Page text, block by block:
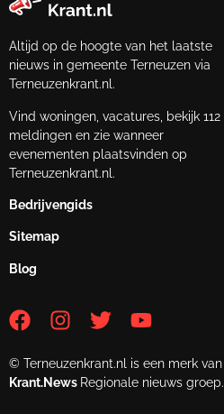
Altijd op de hoogte van het laatste
nieuws in gemeente Terneuzen via
Terneuzenkrant.nl.
Vind woningen, vacatures, bekijk 112
meldingen en zie wanneer
evenementen plaatsvinden op
Terneuzenkrant.nl.
Bedrijvengids
Sitemap
Blog
© Terneuzenkrant.nl is een merk van
Krant.News Regionale nieuws groep.